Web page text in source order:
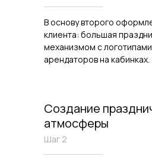
В основу второго
клиента: большая
механизмом с
арендаторов на кабинках.
Создание
атмосферы
Шаг 2